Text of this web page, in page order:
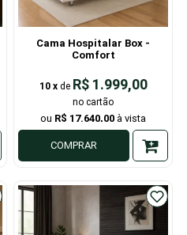
Cama Hospitalar Box -
Comfort
10 x de R$ 1.999,00
R$ 17.640,00
COMPRAR